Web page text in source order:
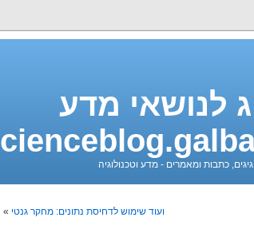
לנושאי מדע
כתבות ומאמרים - מדע וטכנולוגיה
ועוד שימוש לדחיסת נתונים: מחקר גנטי »